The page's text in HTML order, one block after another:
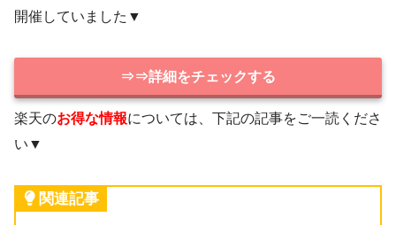
開催していました▼
⇒⇒詳細をチェックする
楽天のお得な情報については、下記の記事をご一読くださ
い▼
関連記事